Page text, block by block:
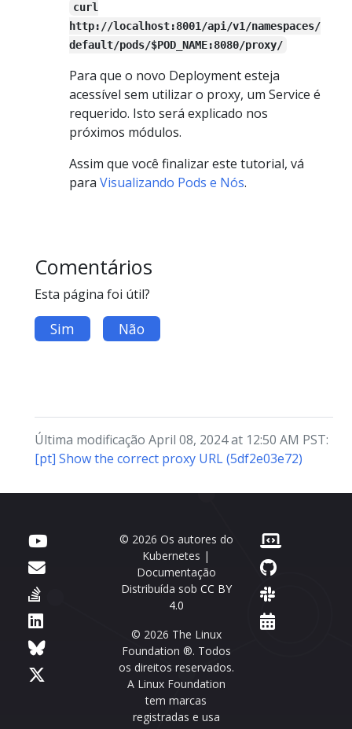
curl
http://localhost:8001/api/v1/namespaces/
default/pods/$POD_NAME:8080/proxy/
Para que o novo Deployment esteja
acessível sem utilizar o proxy, um Service é
requerido. Isto será explicado nos
próximos módulos.
Assim que você finalizar este tutorial, vá
para Visualizando Pods e Nós.
Comentários
Esta página foi útil?
Sim Não
Última modificação April 08, 2024 at 12:50 AM PST:
[pt] Show the correct proxy URL (5df2e03e72)
© 2026 Os autores do
Kubernetes |
Documentação
Distribuída sob CC BY
4.0
© 2026 The Linux
Foundation ®. Todos
os direitos reservados.
A Linux Foundation
tem marcas
registradas e usa